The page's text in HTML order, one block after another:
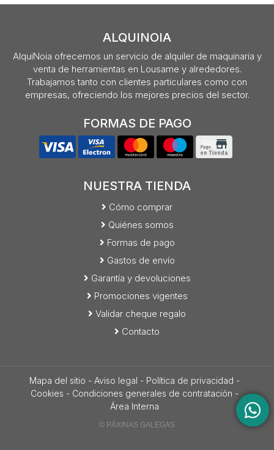
ALQUINOIA
AlquiNoia ofrecemos un servicio de alquiler de maquinaria y
venta de herramientas en Lousame y alrededores.
Trabajamos tanto con clientes particulares como con
empresas, ofreciendo los mejores precios del sector.
FORMAS DE PAGO
NUESTRA TIENDA
Cómo comprar
Quiénes somos
Formas de pago
Gastos de envío
Garantía y devoluciones
Promociones vigentes
Validar cheque regalo
Contacto
Mapa del sitio - Aviso legal - Política de privacidad -
Cookies - Condiciones generales de contratación -
Área Interna
© PÁXINAS GALEGAS